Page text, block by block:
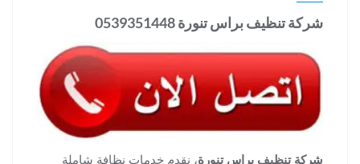
شركة تنظيف براس تنورة 0539351448
شركة تنظيف براس تنورة، نقدم خدمات نظافة شاملة